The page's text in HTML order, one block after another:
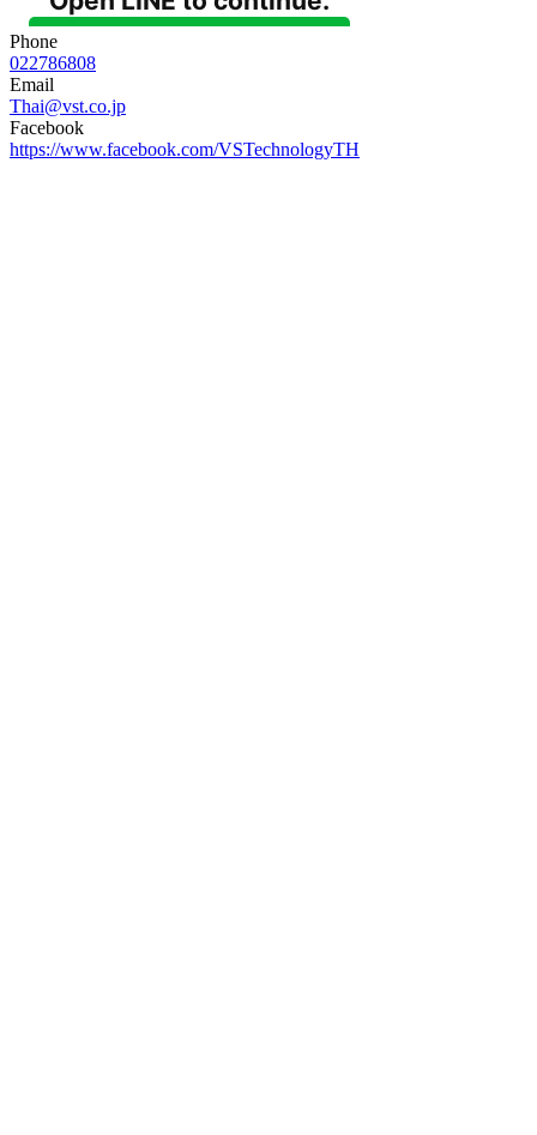
Phone
022786808
Email
Thai@vst.co.jp
Facebook
https://www.facebook.com/VSTechnologyTH